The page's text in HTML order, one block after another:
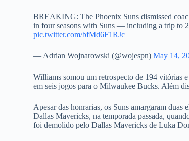
BREAKING: The Phoenix Suns dismissed
in four seasons with Suns — including a trip to
pic.twitter.com/bfMd6F1RJc
— Adrian Wojnarowski (@wojespn)May 14,
Williams somou um retrospecto de 194 vitórias
em seis jogos para o Milwaukee Bucks. Além
Apesar das honrarias, os Suns amargaram
Dallas Mavericks, na temporada passada,
foi demolido pelo Dallas Mavericks de Luka